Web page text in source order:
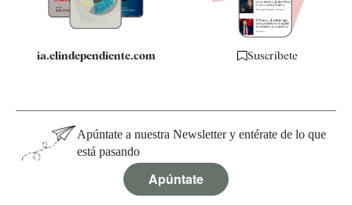
ia.elindependiente.com Suscríbete
Apúntate a nuestra Newsletter y entérate de lo que
está pasando
Apúntate